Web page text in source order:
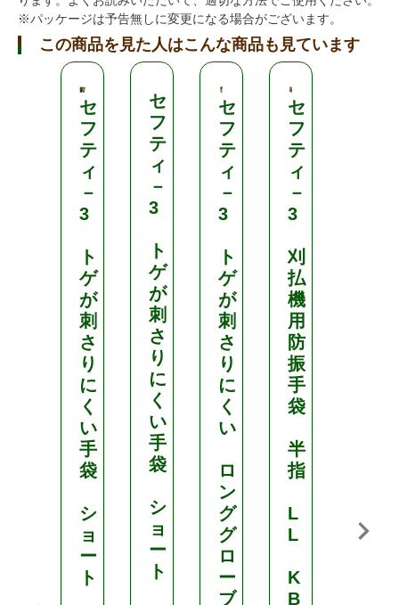
※パッケージは予告無しに変更になる場合がございます。
この商品を見た人はこんな商品も見ています
セ
フ
テ
ィ
－
3
ト
ゲ
が
刺
さ
り
に
く
い
手
袋
シ
ョ
ー
ト
セ
フ
テ
ィ
－
3
ト
ゲ
が
刺
さ
り
に
く
い
手
袋
シ
ョ
ー
ト
セ
フ
テ
ィ
－
3
ト
ゲ
が
刺
さ
り
に
く
い
ロ
ン
グ
グ
ロ
ー
ブ
セ
フ
テ
ィ
－
3
刈
払
機
用
防
振
手
袋
半
指
L
L
K
B
B